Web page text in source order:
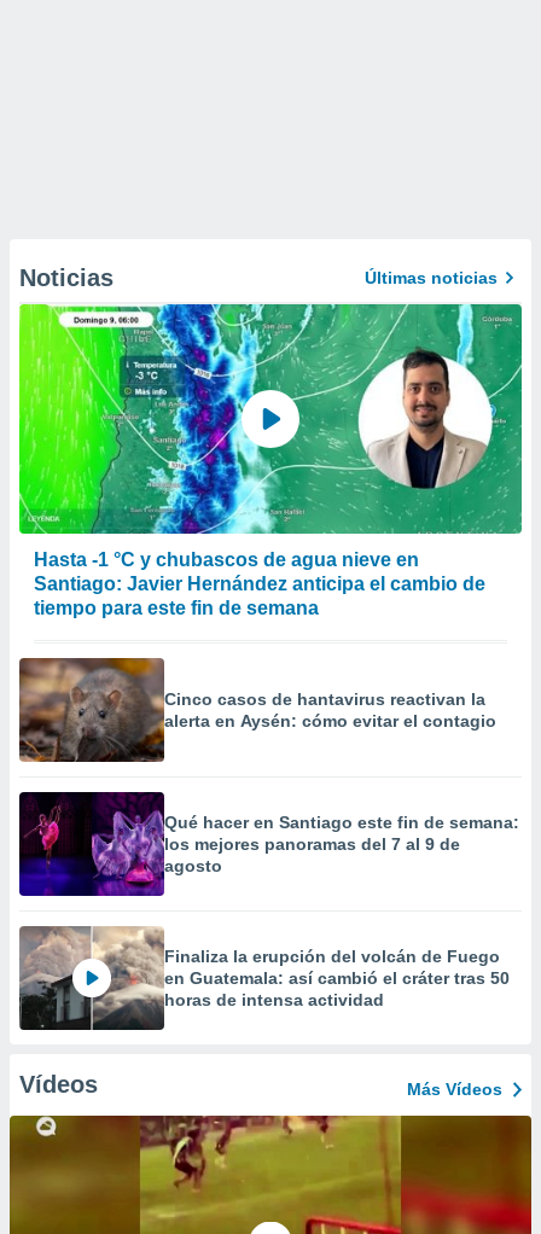
Noticias Últimas noticias
Hasta -1 °C y chubascos de agua nieve en
Santiago: Javier Hernández anticipa el cambio de
tiempo para este fin de semana
Cinco casos de hantavirus reactivan la
alerta en Aysén: cómo evitar el contagio
Qué hacer en Santiago este fin de semana:
los mejores panoramas del 7 al 9 de
agosto
Finaliza la erupción del volcán de Fuego
en Guatemala: así cambió el cráter tras 50
horas de intensa actividad
Vídeos Más Vídeos